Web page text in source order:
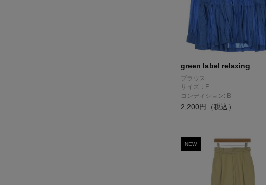
green label relaxing
ブラウス
サイズ：F
コンディション: B
2,200円（税込）
NEW